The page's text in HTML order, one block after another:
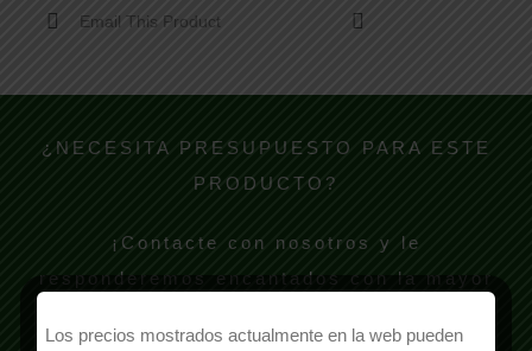
Email This Product
¿NECESITA PRESUPUESTO PARA ESTE
PRODUCTO?
¡Contacte con nosotros y le
responderemos encantados con la mayor
Los precios mostrados actualmente en la web pueden